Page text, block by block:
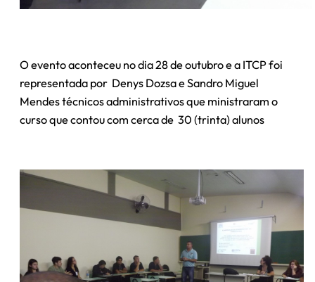
O evento aconteceu no dia 28 de outubro e a ITCP foi
representada por Denys Dozsa e Sandro Miguel
Mendes técnicos administrativos que ministraram o
curso que contou com cerca de 30 (trinta) alunos